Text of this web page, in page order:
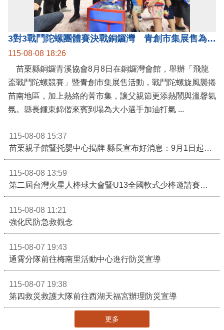
115-08-08 18:26
苗栗縣銅鑼青溪協會8月8日在銅鑼灣會館，舉辦「飛龍
盃戰鬥陀螺競賽」暨青創市集展售活動，戰鬥陀螺旋風襲捲
苗南地區，加上熱絡的菁市集，讓父親節更添熱鬧與溫馨氣
115-08-08 15:37
115-08-08 13:59
115-08-08 11:21
強化民防急救觀念
115-08-07 19:43
通霄分隊前往梅南里活動中心進行防災宣導
115-08-07 19:38
第四救災救護大隊前往西湖天福宮辦理防災宣導
更多